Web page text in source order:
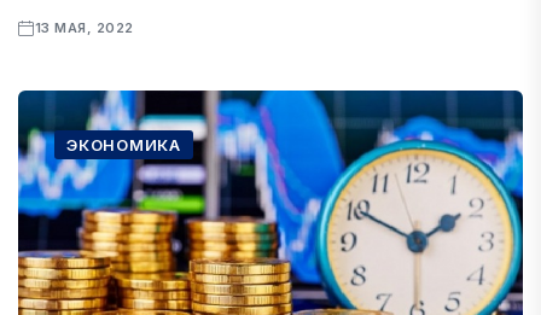
13 МАЯ, 2022
ЭКОНОМИКА